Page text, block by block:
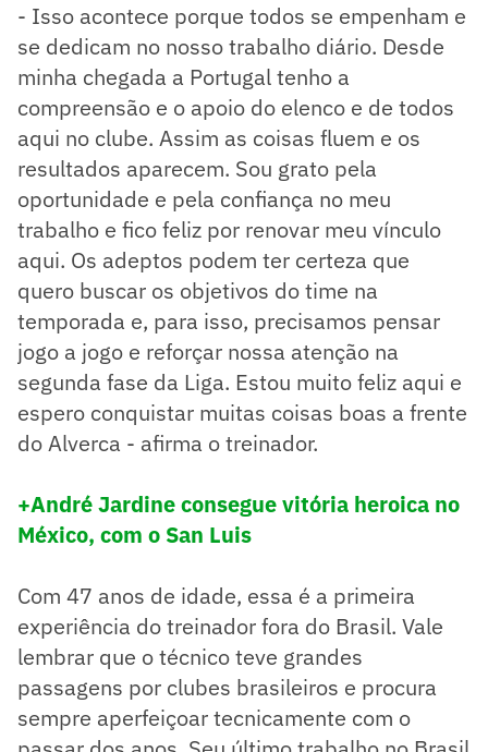
- Isso acontece porque todos se empenham e
se dedicam no nosso trabalho diário. Desde
minha chegada a Portugal tenho a
compreensão e o apoio do elenco e de todos
aqui no clube. Assim as coisas fluem e os
resultados aparecem. Sou grato pela
oportunidade e pela confiança no meu
trabalho e fico feliz por renovar meu vínculo
aqui. Os adeptos podem ter certeza que
quero buscar os objetivos do time na
temporada e, para isso, precisamos pensar
jogo a jogo e reforçar nossa atenção na
segunda fase da Liga. Estou muito feliz aqui e
espero conquistar muitas coisas boas a frente
do Alverca - afirma o treinador.
+André Jardine consegue vitória heroica no
México, com o San Luis
Com 47 anos de idade, essa é a primeira
experiência do treinador fora do Brasil. Vale
lembrar que o técnico teve grandes
passagens por clubes brasileiros e procura
sempre aperfeiçoar tecnicamente com o